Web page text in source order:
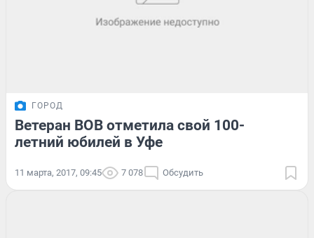
ГОРОД
Ветеран ВОВ отметила свой 100-
летний юбилей в Уфе
11 марта, 2017, 09:45 7 078 Обсудить